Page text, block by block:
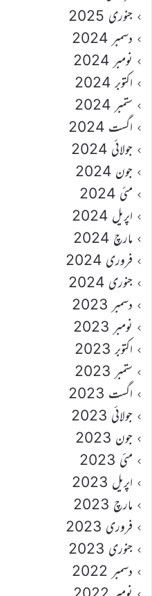
جنوری 2025
دسمبر 2024
نومبر 2024
اکتوبر 2024
ستمبر 2024
اگست 2024
جولائی 2024
جون 2024
مئی 2024
اپریل 2024
مارچ 2024
فروری 2024
جنوری 2024
دسمبر 2023
نومبر 2023
اکتوبر 2023
ستمبر 2023
اگست 2023
جولائی 2023
جون 2023
مئی 2023
اپریل 2023
مارچ 2023
فروری 2023
جنوری 2023
دسمبر 2022